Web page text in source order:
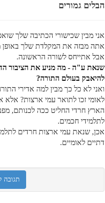
הבלים גמורים
אני מבין שכישורי הכתיבה שלך
אתה מבזה את המקלדת שלך באופן
אבל אתייחס לשורה הראשונה.
שנאת ע"ה - מה מניע את הציבור
להיאבק בעולם התורה?
ואני לא כל כך מבין למה אדירי
לאומי זכו לתואר עמי ארצות? אלא
הארץ חרדי החליט ככה לכנותם,
לתלמידי חכמים.
אכן, שנאת עמי ארצות חרדים
דתיים לאומיים.
תגובה